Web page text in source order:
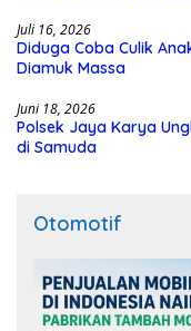
Juli 16, 2026
Diduga Coba Culik
Diamuk Massa
Juni 18, 2026
Polsek Jaya Karya
di Samuda
Otomotif